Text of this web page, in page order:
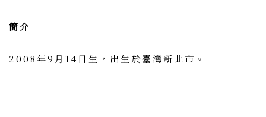
簡介
2008年9月14日生，出生於臺灣新北市。